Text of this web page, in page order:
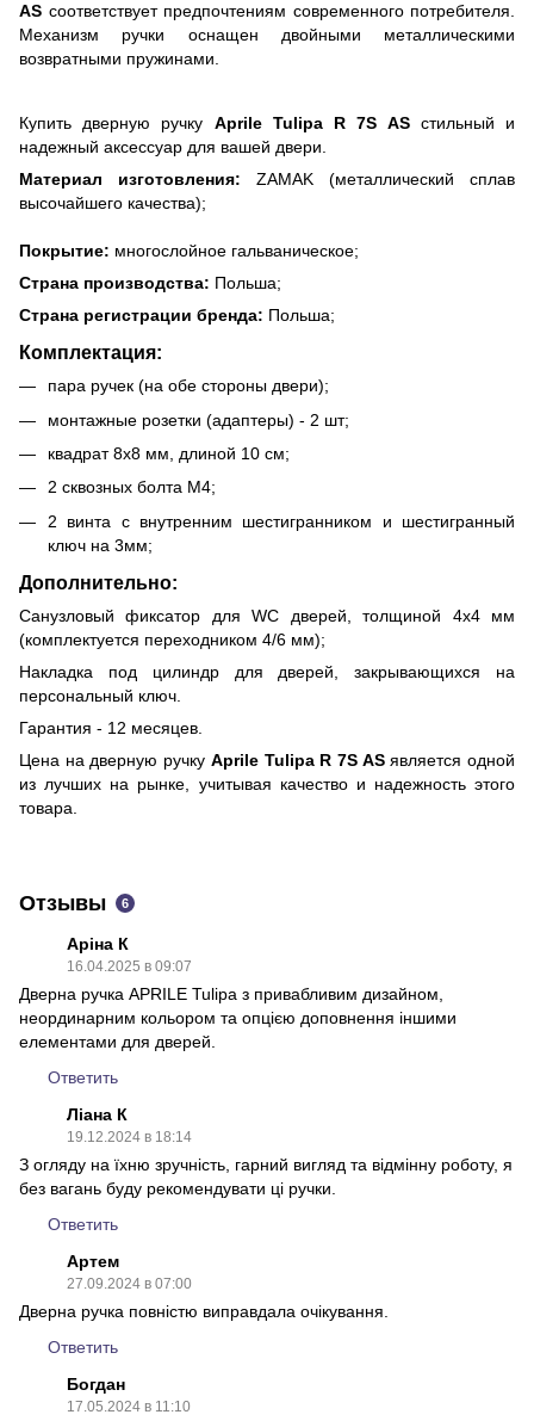
AS соответствует предпочтениям современного потребителя.
Механизм ручки оснащен двойными металлическими
возвратными пружинами.
Купить дверную ручку Aprile Tulipa R 7S ASстильный и
надежный аксессуар для вашей двери.
Материал изготовления: ZAMAK (металлический сплав
высочайшего качества);
Покрытие: многослойное гальваническое;
Страна производства: Польша;
Страна регистрации бренда: Польша;
Комплектация:
пара ручек (на обе стороны двери);
монтажные розетки (адаптеры) - 2 шт;
квадрат 8х8 мм, длиной 10 см;
2 сквозных болта М4;
2 винта с внутренним шестигранником и шестигранный
ключ на 3мм;
Дополнительно:
Санузловый фиксатор для WC дверей, толщиной 4х4 мм
(комплектуется переходником 4/6 мм);
Накладка под цилиндр для дверей, закрывающихся на
персональный ключ.
Гарантия - 12 месяцев.
Цена на дверную ручку Aprile Tulipa R 7S ASявляется одной
из лучших на рынке, учитывая качество и надежность этого
товара.
Отзывы 6
Аріна К
16.04.2025 в 09:07
Дверна ручка APRILE Tulipa з привабливим дизайном,
неординарним кольором та опцією доповнення іншими
елементами для дверей.
Ответить
Ліана К
19.12.2024 в 18:14
З огляду на їхню зручність, гарний вигляд та відмінну роботу, я
без вагань буду рекомендувати ці ручки.
Ответить
Артем
27.09.2024 в 07:00
Дверна ручка повністю виправдала очікування.
Ответить
Богдан
17.05.2024 в 11:10